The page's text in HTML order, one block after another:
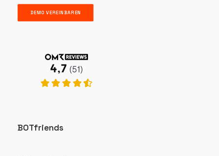
DEMO VEREINBAREN
BOTfriends